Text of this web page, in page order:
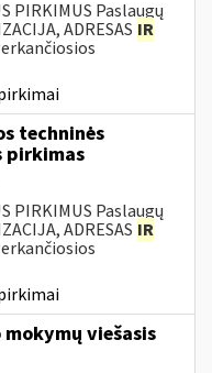
PIRKIMUS Paslaugų
ADRESAS IR
techninės
pirkimas
PIRKIMUS Paslaugų
ADRESAS IR
viešasis